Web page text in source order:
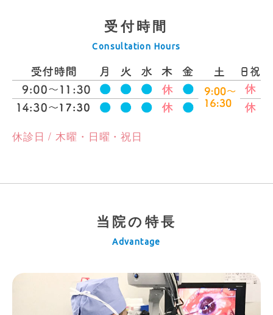
受付時間
Consultation Hours
休診日 / 木曜・日曜・祝日
当院の特長
Advantage